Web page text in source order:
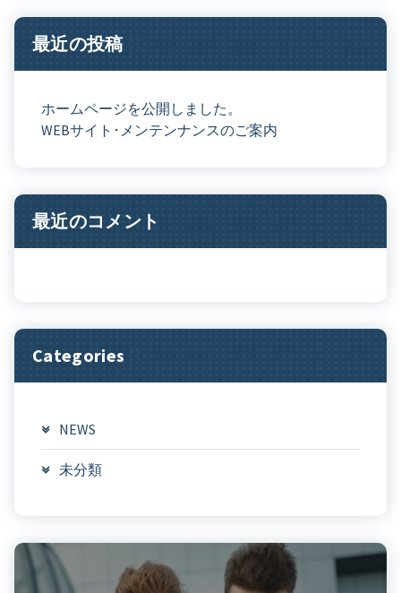
最近の投稿
ホームページを公開しました。
WEBサイト･メンテンナンスのご案内
最近のコメント
Categories
NEWS
未分類